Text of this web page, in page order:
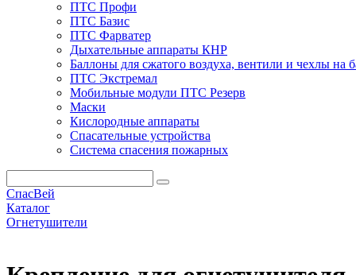
ПТС Профи
ПТС Базис
ПТС Фарватер
Дыхательные аппараты КНР
Баллоны для сжатого воздуха, вентили и чехлы на
ПТС Экстремал
Мобильные модули ПТС Резерв
Маски
Кислородные аппараты
Спасательные устройства
Система спасения пожарных
СпасВей
Каталог
Огнетушители